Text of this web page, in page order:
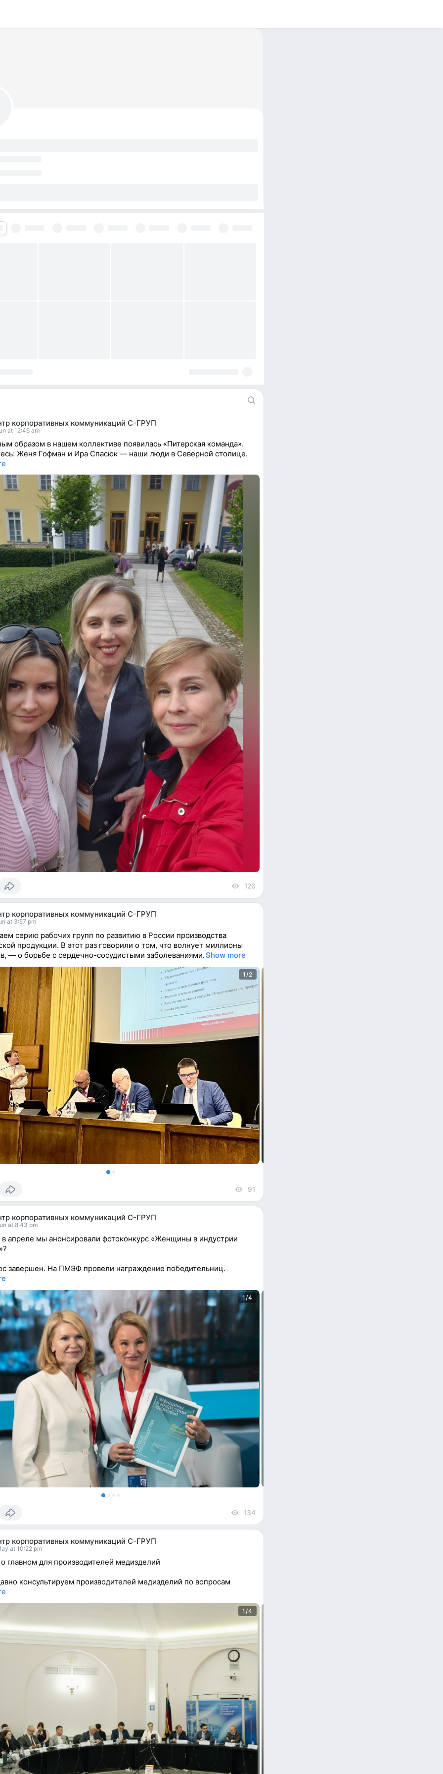
корпоративных коммуникаций С-ГРУП
at 12:45 am
образом в нашем коллективе появилась «Питерская команда».
Женя Гофман и Ира Спасюк — наши люди в Северной столице.
126
корпоративных коммуникаций С-ГРУП
at 3:57 pm
серию рабочих групп по развитию в России производства
продукции. В этот раз говорили о том, что волнует миллионы
— о борьбе с сердечно-сосудистыми заболеваниями.Show more
1/2
91
корпоративных коммуникаций С-ГРУП
at 8:43 pm
апреле мы анонсировали фотоконкурс «Женщины в индустрии
завершен. На ПМЭФ провели награждение победительниц.
1/4
134
корпоративных коммуникаций С-ГРУП
at 10:22 pm
главном для производителей медизделий
консультируем производителей медизделий по вопросам
1/4